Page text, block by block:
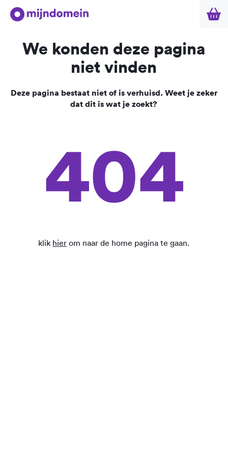
We konden deze pagina
niet vinden
Deze pagina bestaat niet of is verhuisd. Weet je zeker
dat dit is wat je zoekt?
404
klik hier om naar de home pagina te gaan.